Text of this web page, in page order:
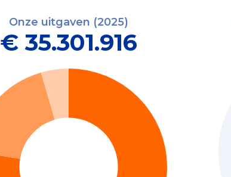
Onze uitgaven (2025)
€ 35.301.916